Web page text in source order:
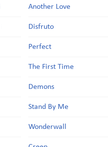
Another Love
Disfruto
Perfect
The First Time
Demons
Stand By Me
Wonderwall